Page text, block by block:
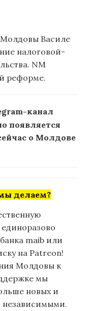
Василе
налоговой-
NM
реформе.
канал
появляется
о Молдове
делаем?
maib или
на Patreon!
Молдовы к
мы
новых и
независимыми.